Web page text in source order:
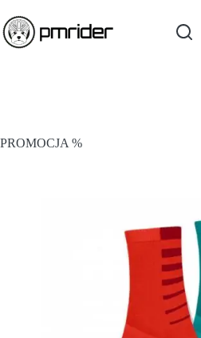
PROMOCJA %